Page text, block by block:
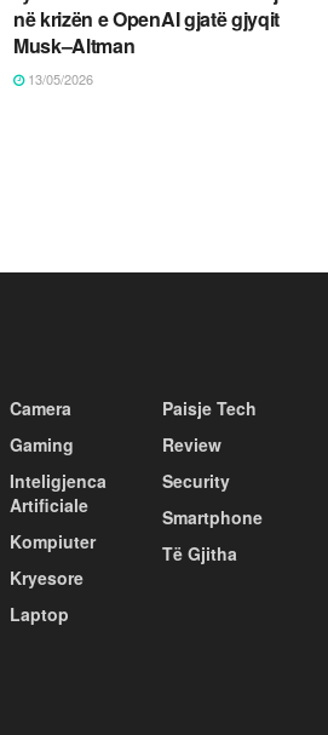
në krizën e OpenAI gjatë gjyqit
Musk–Altman
13/05/2026
Camera
Gaming
Inteligjenca
Artificiale
Kompiuter
Kryesore
Laptop
Paisje Tech
Review
Security
Smartphone
Të Gjitha